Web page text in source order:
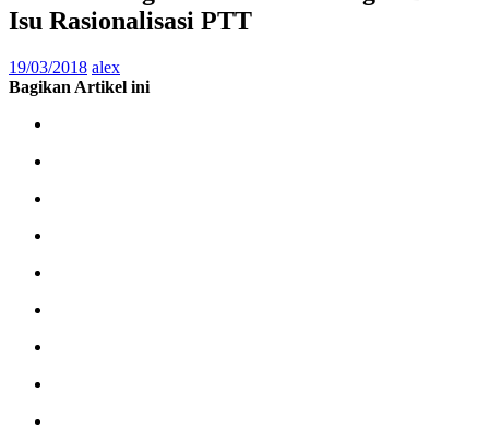
Isu Rasionalisasi PTT‎
19/03/2018 alex
Bagikan Artikel ini